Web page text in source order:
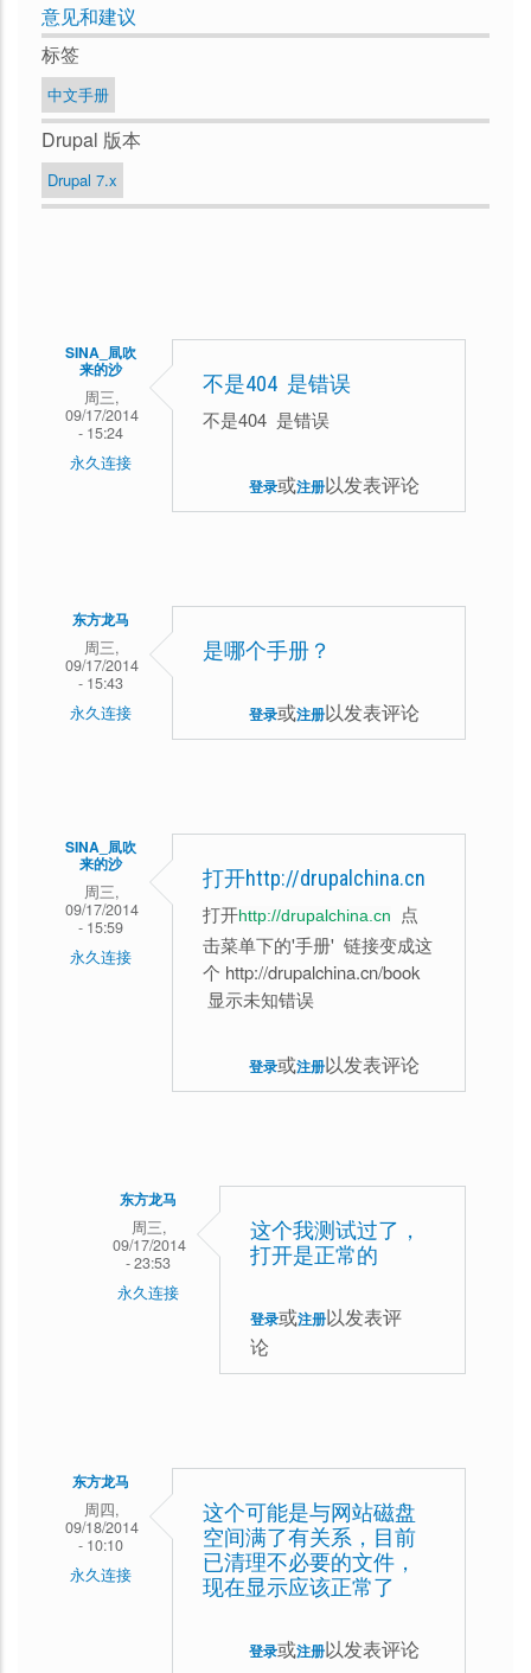
意见和建议
标签
中文手册
Drupal 版本
Drupal 7.x
SINA_凬吹
来的沙
周三,
09/17/2014
- 15:24
永久连接
不是404 是错误
不是404 是错误
登录或注册以发表评论
东方龙马
周三,
09/17/2014
- 15:43
永久连接
是哪个手册？
登录或注册以发表评论
SINA_凬吹
来的沙
周三,
09/17/2014
- 15:59
永久连接
打开http://drupalchina.cn
打开http://drupalchina.cn
点
击菜单下的'手册' 链接变成这
个 http://drupalchina.cn/book
显示未知错误
登录或注册以发表评论
东方龙马
周三,
09/17/2014
- 23:53
永久连接
的
沙
回
复
这个我测试过了，
打开是正常的
登录或注册以发表评
论
东方龙马
周四,
09/18/2014
- 10:10
永久连接
这个可能是与网站磁盘
空间满了有关系，目前
已清理不必要的文件，
现在显示应该正常了
登录或注册以发表评论